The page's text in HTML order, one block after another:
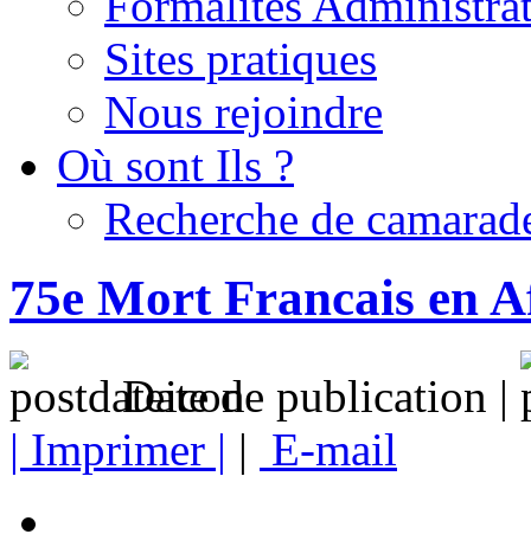
Sites pratiques
Nous rejoindre
Où sont Ils ?
Recherche de
75e Mort Francais en
Date de publication |
| Imprimer | | E-mail